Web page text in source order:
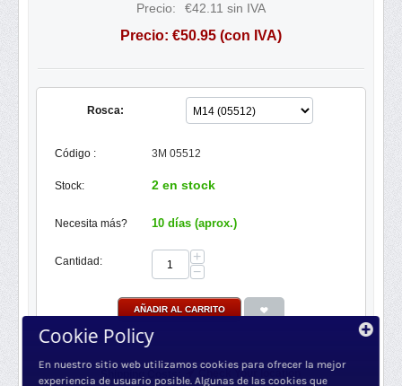
Precio: €42.11 sin IVA
Precio: €50.95 (con IVA)
Rosca:
Código : 3M 05512
Stock: 2 en stock
Necesita más? 10 días (aprox.)
Cantidad:
+
−
AÑADIR AL CARRITO
Shipping Costs:
Check Your location
Cookie Policy
En nuestro sitio web utilizamos cookies para ofrecer la mejor
experiencia de usuario posible. Algunas de las cookies que